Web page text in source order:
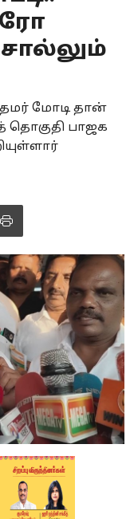
மோடி தான்
பாஜக